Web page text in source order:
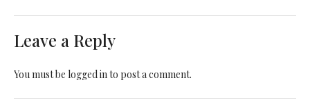
Leave a Reply
You must be logged into post a comment.